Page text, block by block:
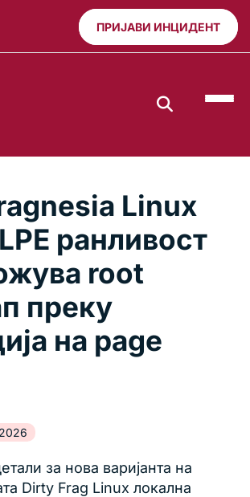
ПРИЈАВИ ИНЦИДЕНТ
Linux
ранливост
root
преку
на page
за нова варијанта на
Dirty Frag Linux локална